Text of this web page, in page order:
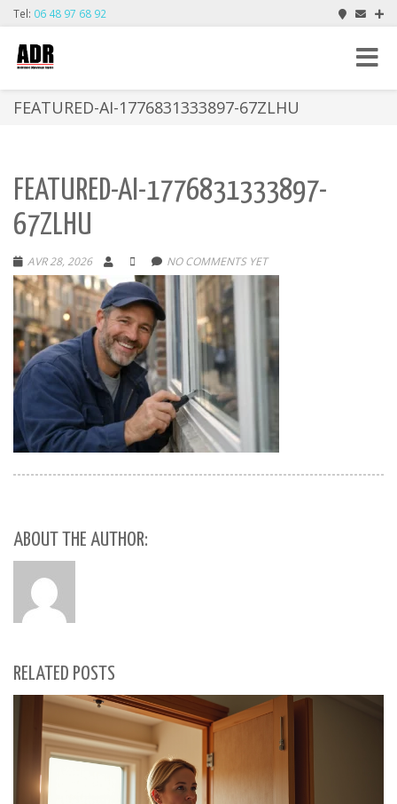
Tel: 06 48 97 68 92
Toggle
FEATURED-AI-1776831333897-67ZLHU
FEATURED-AI-1776831333897-
67ZLHU
AVR 28, 2026 NO COMMENTS YET
ABOUT THE AUTHOR:
RELATED POSTS